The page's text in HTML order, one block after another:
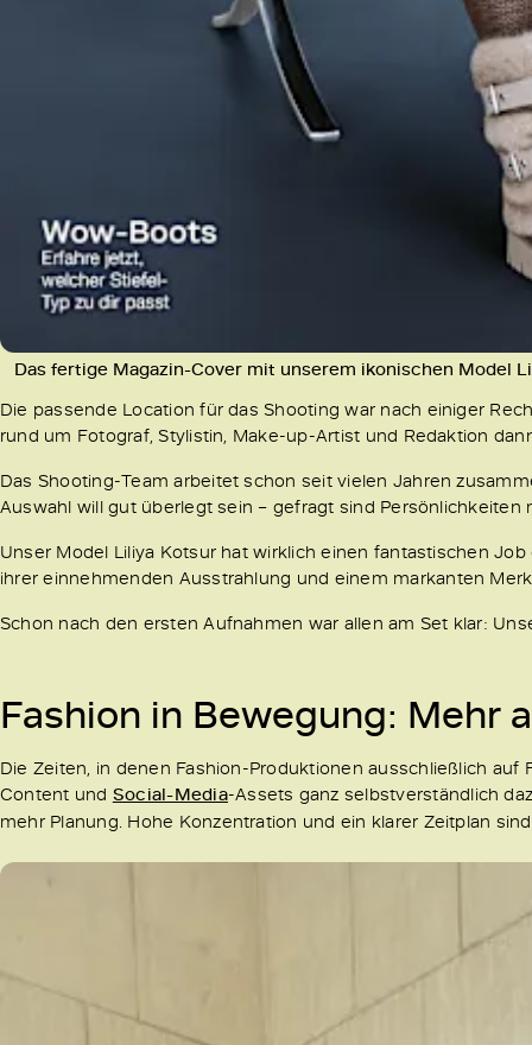
Das fertige Magazin-Cover mit unserem ikonischen Model
Die passende Location für das Shooting war nach einiger
rund um Fotograf, Stylistin, Make-up-Artist und Redaktion
Das Shooting-Team arbeitet schon seit vielen Jahren
Auswahl will gut überlegt sein – gefragt sind
Unser Model Liliya Kotsur hat wirklich einen fantastischen
ihrer einnehmenden Ausstrahlung und einem markanten
Schon nach den ersten Aufnahmen war allen am Set klar:
Fashion in Bewegung: Mehr
Die Zeiten, in denen Fashion-Produktionen ausschließlich
Content und Social-Media-Assets ganz selbstverständlich
mehr Planung. Hohe Konzentration und ein klarer Zeitplan